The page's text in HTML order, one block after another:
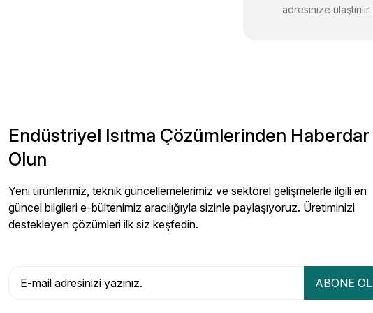
adresinize ulaştırılır.
Endüstriyel Isıtma Çözümlerinden Haberdar
Olun
Yeni ürünlerimiz, teknik güncellemelerimiz ve sektörel gelişmelerle ilgili en
güncel bilgileri e-bültenimiz aracılığıyla sizinle paylaşıyoruz. Üretiminizi
destekleyen çözümleri ilk siz keşfedin.
ABONE OL